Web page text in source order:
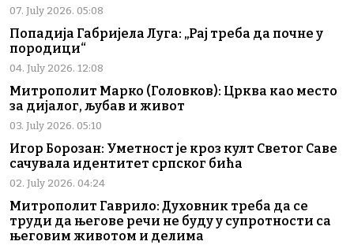
07. July 2026. 05:08
Попадија Габријела Луга: „Рај треба да почне у
породици“
04. July 2026. 12:08
Митрополит Марко (Головков): Црква као место
за дијалог, љубав и живот
03. July 2026. 05:10
Игор Борозан: Уметност је кроз култ Светог Саве
сачувала идентитет српског бића
02. July 2026. 04:24
Митрополит Гаврило: Духовник треба да се
труди да његове речи не буду у супротности са
његовим животом и делима